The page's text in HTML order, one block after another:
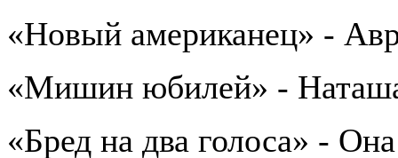
«Новый американец» -
«Мишин юбилей» -
«Бред на два голоса» - Она